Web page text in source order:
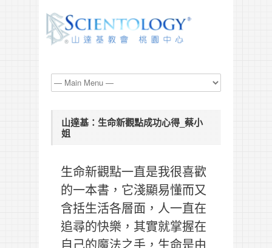
山達基：生命新觀點成功心得_蔡小
姐
生命新觀點一直是我很喜歡
的一本書，它淺顯易懂而又
含括生活各層面，人一直在
追尋的快樂，其實就掌握在
自己的魔法之手，生命是由